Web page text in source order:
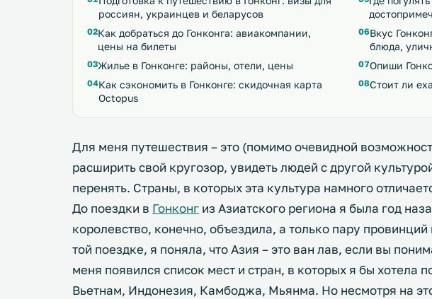
россиян, украинцев и беларусов
Как добраться до Гонконга: авиакомпании,
цены на билеты
Жилье в Гонконге: районы, отели, цены
Как сэкономить в Гонконге: скидочная карта
Octopus
Вкус
блюда,
Опиши
Стоит ли
Для меня путешествия – это (помимо очевидной
расширить свой кругозор, увидеть людей с другой
перенять. Страны, в которых эта культура намного
До поездки в Гонконг из Азиатского региона я была год
королевство, конечно, объездила, а только пару
той поездке, я поняла, что Азия – это ван лав, если вы
меня появился список мест и стран, в которых я бы хотела
Вьетнам, Индонезия, Камбоджа, Мьянма. Но несмотря на